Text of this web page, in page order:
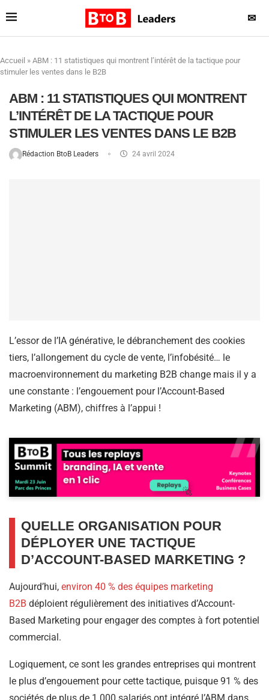
✉
Accueil » ABM : 11 statistiques qui montrent l’intérêt de la tactique pour
stimuler les ventes dans le B2B
ABM : 11 STATISTIQUES QUI MONTRENT
L’INTÉRÊT DE LA TACTIQUE POUR
STIMULER LES VENTES DANS LE B2B
Rédaction BtoB Leaders 24 avril 2024
L’essor de l’IA générative, le débranchement des cookies
tiers, l’allongement du cycle de vente, l’infobésité… le
macroenvironnement du marketing B2B change mais il y a
une constante : l’engouement pour l’Account-Based
Marketing (ABM), chiffres à l’appui !
QUELLE ORGANISATION POUR
DÉPLOYER UNE TACTIQUE
D’ACCOUNT-BASED MARKETING ?
Aujourd’hui, environ 40 % des équipes marketing
B2B déploient régulièrement des initiatives d’Account-
Based Marketing pour engager des comptes à fort potentiel
commercial.
Logiquement, ce sont les grandes entreprises qui montrent
le plus d’engouement pour cette tactique, puisque 91 % des